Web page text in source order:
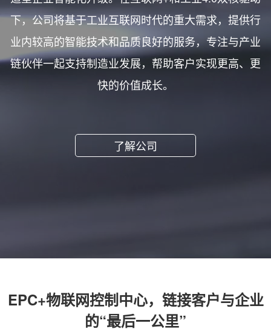
下，公司将基于工业互联网时代的重大需求，提供行
业内较高的智能技术和品质良好的服务，专注与产业
链伙伴一起支持制造业发展，帮助客户实现更高、更
快的价值成长。
了解公司
EPC+物联网控制中心，链接客户与企业
的“最后一公里”